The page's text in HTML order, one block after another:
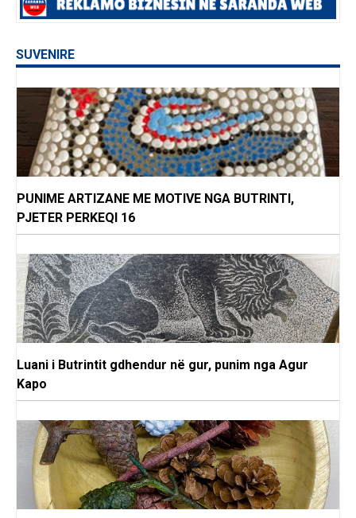
SUVENIRE
PUNIME ARTIZANE ME MOTIVE NGA BUTRINTI,
PJETER PERKEQI 16
Luani i Butrintit gdhendur në gur, punim nga Agur
Kapo